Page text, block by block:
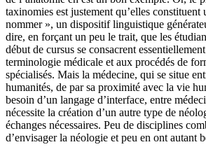
taxinomies est justement qu’elles constituent
nommer », un dispositif linguistique
dire, en forçant un peu le trait, que les
début de cursus se consacrent
terminologie médicale et aux procédés de
spécialisés. Mais la médecine, qui se situe
humanités, de par sa proximité avec la vie
besoin d’un langage d’interface, entre
nécessite la création d’un autre type de
échanges nécessaires. Peu de disciplines
d’envisager la néologie et peu en ont autant